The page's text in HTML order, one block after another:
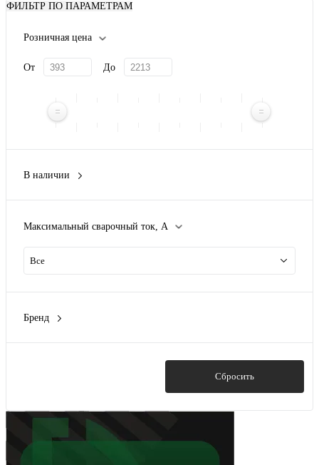
ФИЛЬТР ПО ПАРАМЕТРАМ
Розничная цена
От До
В наличии
Максимальный сварочный ток, А
Все
Бренд
Сбросить